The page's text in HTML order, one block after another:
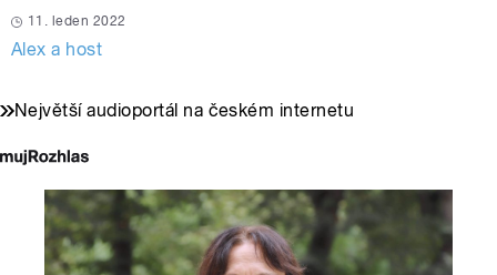
11. leden 2022
Alex a host
Největší audioportál na českém internetu